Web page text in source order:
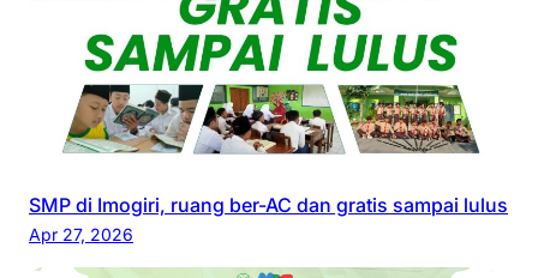
SMP di Imogiri, ruang ber-AC dan gratis sampai lulus
Apr 27, 2026